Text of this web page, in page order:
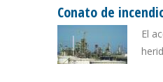
Conato de
El